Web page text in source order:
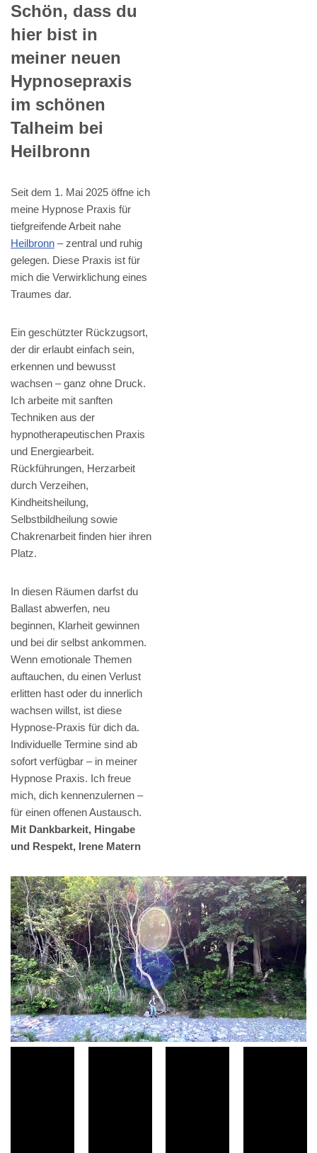
Schön, dass du
hier bist in
meiner neuen
Hypnosepraxis
im schönen
Talheim bei
Heilbronn
Seit dem 1. Mai 2025 öffne ich
meine Hypnose Praxis für
tiefgreifende Arbeit nahe
Heilbronn – zentral und ruhig
gelegen. Diese Praxis ist für
mich die Verwirklichung eines
Traumes dar.
Ein geschützter Rückzugsort,
der dir erlaubt einfach sein,
erkennen und bewusst
wachsen – ganz ohne Druck.
Ich arbeite mit sanften
Techniken aus der
hypnotherapeutischen Praxis
und Energiearbeit.
Rückführungen, Herzarbeit
durch Verzeihen,
Kindheitsheilung,
Selbstbildheilung sowie
Chakrenarbeit finden hier ihren
Platz.
In diesen Räumen darfst du
Ballast abwerfen, neu
beginnen, Klarheit gewinnen
und bei dir selbst ankommen.
Wenn emotionale Themen
auftauchen, du einen Verlust
erlitten hast oder du innerlich
wachsen willst, ist diese
Hypnose-Praxis für dich da.
Individuelle Termine sind ab
sofort verfügbar – in meiner
Hypnose Praxis. Ich freue
mich, dich kennenzulernen –
für einen offenen Austausch.
Mit Dankbarkeit, Hingabe
und Respekt, Irene Matern